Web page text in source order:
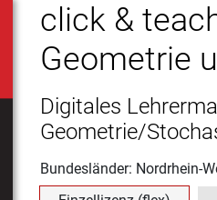
Medienbildung
Physik
Politik
Religion
click &
Geometrie
Digitales
Geometrie/
Bundesländer: Nordrhein-